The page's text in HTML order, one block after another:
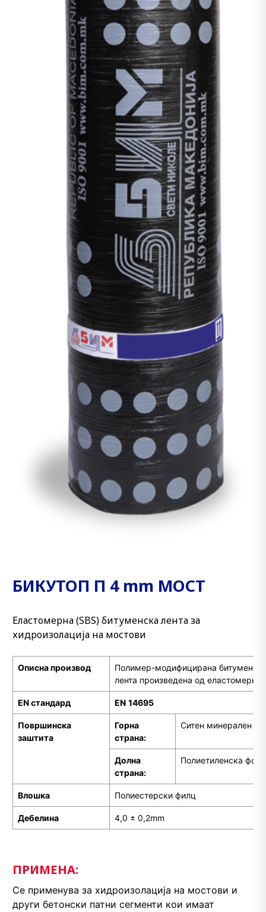
БИКУТОП П 4 mm МОСТ
Еластомерна (SBS) битуменска лента за
хидроизолација на мостови
Описна производ
Полимер-модифицирана
лента произведена од еластомерна
EN стандард EN 14695
Површинска
заштита
Горна
страна:
Ситен минерален
Долна
страна:
Полиетиленска
Влошка Полиестерски филц
Дебелина 4,0 ± 0,2mm
ПРИМЕНА:
Се применува за хидроизолација на мостови и
други бетонски патни сегменти кои имаат